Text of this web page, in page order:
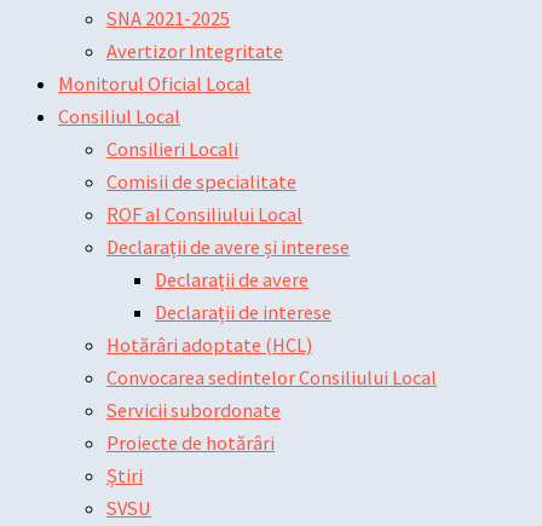
SNA 2021-2025
Avertizor Integritate
Monitorul Oficial Local
Consiliul Local
Consilieri Locali
Comisii de specialitate
ROF al Consiliului Local
Declarații de avere și interese
Declarații de avere
Declarații de interese
Hotărâri adoptate (HCL)
Convocarea sedintelor Consiliului Local
Servicii subordonate
Proiecte de hotărâri
Știri
SVSU